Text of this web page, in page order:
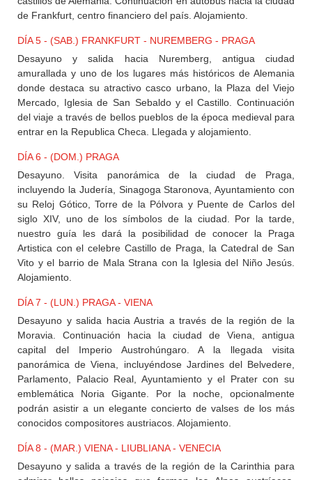
de Frankfurt, centro financiero del país. Alojamiento.
DÍA 5 - (SAB.) FRANKFURT - NUREMBERG - PRAGA
Desayuno y salida hacia Nuremberg, antigua ciudad
amurallada y uno de los lugares más históricos de Alemania
donde destaca su atractivo casco urbano, la Plaza del Viejo
Mercado, Iglesia de San Sebaldo y el Castillo. Continuación
del viaje a través de bellos pueblos de la época medieval para
entrar en la Republica Checa. Llegada y alojamiento.
DÍA 6 - (DOM.) PRAGA
Desayuno. Visita panorámica de la ciudad de Praga,
incluyendo la Judería, Sinagoga Staronova, Ayuntamiento con
su Reloj Gótico, Torre de la Pólvora y Puente de Carlos del
siglo XIV, uno de los símbolos de la ciudad. Por la tarde,
nuestro guía les dará la posibilidad de conocer la Praga
Artistica con el celebre Castillo de Praga, la Catedral de San
Vito y el barrio de Mala Strana con la Iglesia del Niño Jesús.
Alojamiento.
DÍA 7 - (LUN.) PRAGA - VIENA
Desayuno y salida hacia Austria a través de la región de la
Moravia. Continuación hacia la ciudad de Viena, antigua
capital del Imperio Austrohúngaro. A la llegada visita
panorámica de Viena, incluyéndose Jardines del Belvedere,
Parlamento, Palacio Real, Ayuntamiento y el Prater con su
emblemática Noria Gigante. Por la noche, opcionalmente
podrán asistir a un elegante concierto de valses de los más
conocidos compositores austriacos. Alojamiento.
DÍA 8 - (MAR.) VIENA - LIUBLIANA - VENECIA
Desayuno y salida a través de la región de la Carinthia para